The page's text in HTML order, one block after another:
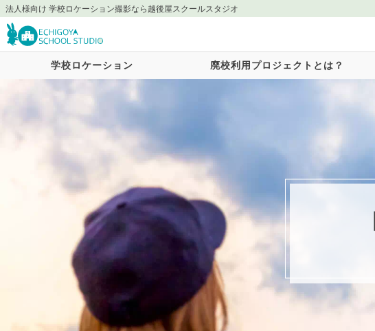
法人様向け 学校ロケーション撮影なら越後屋スクールスタジオ
学校ロケーション 廃校利用プロジェクトとは？